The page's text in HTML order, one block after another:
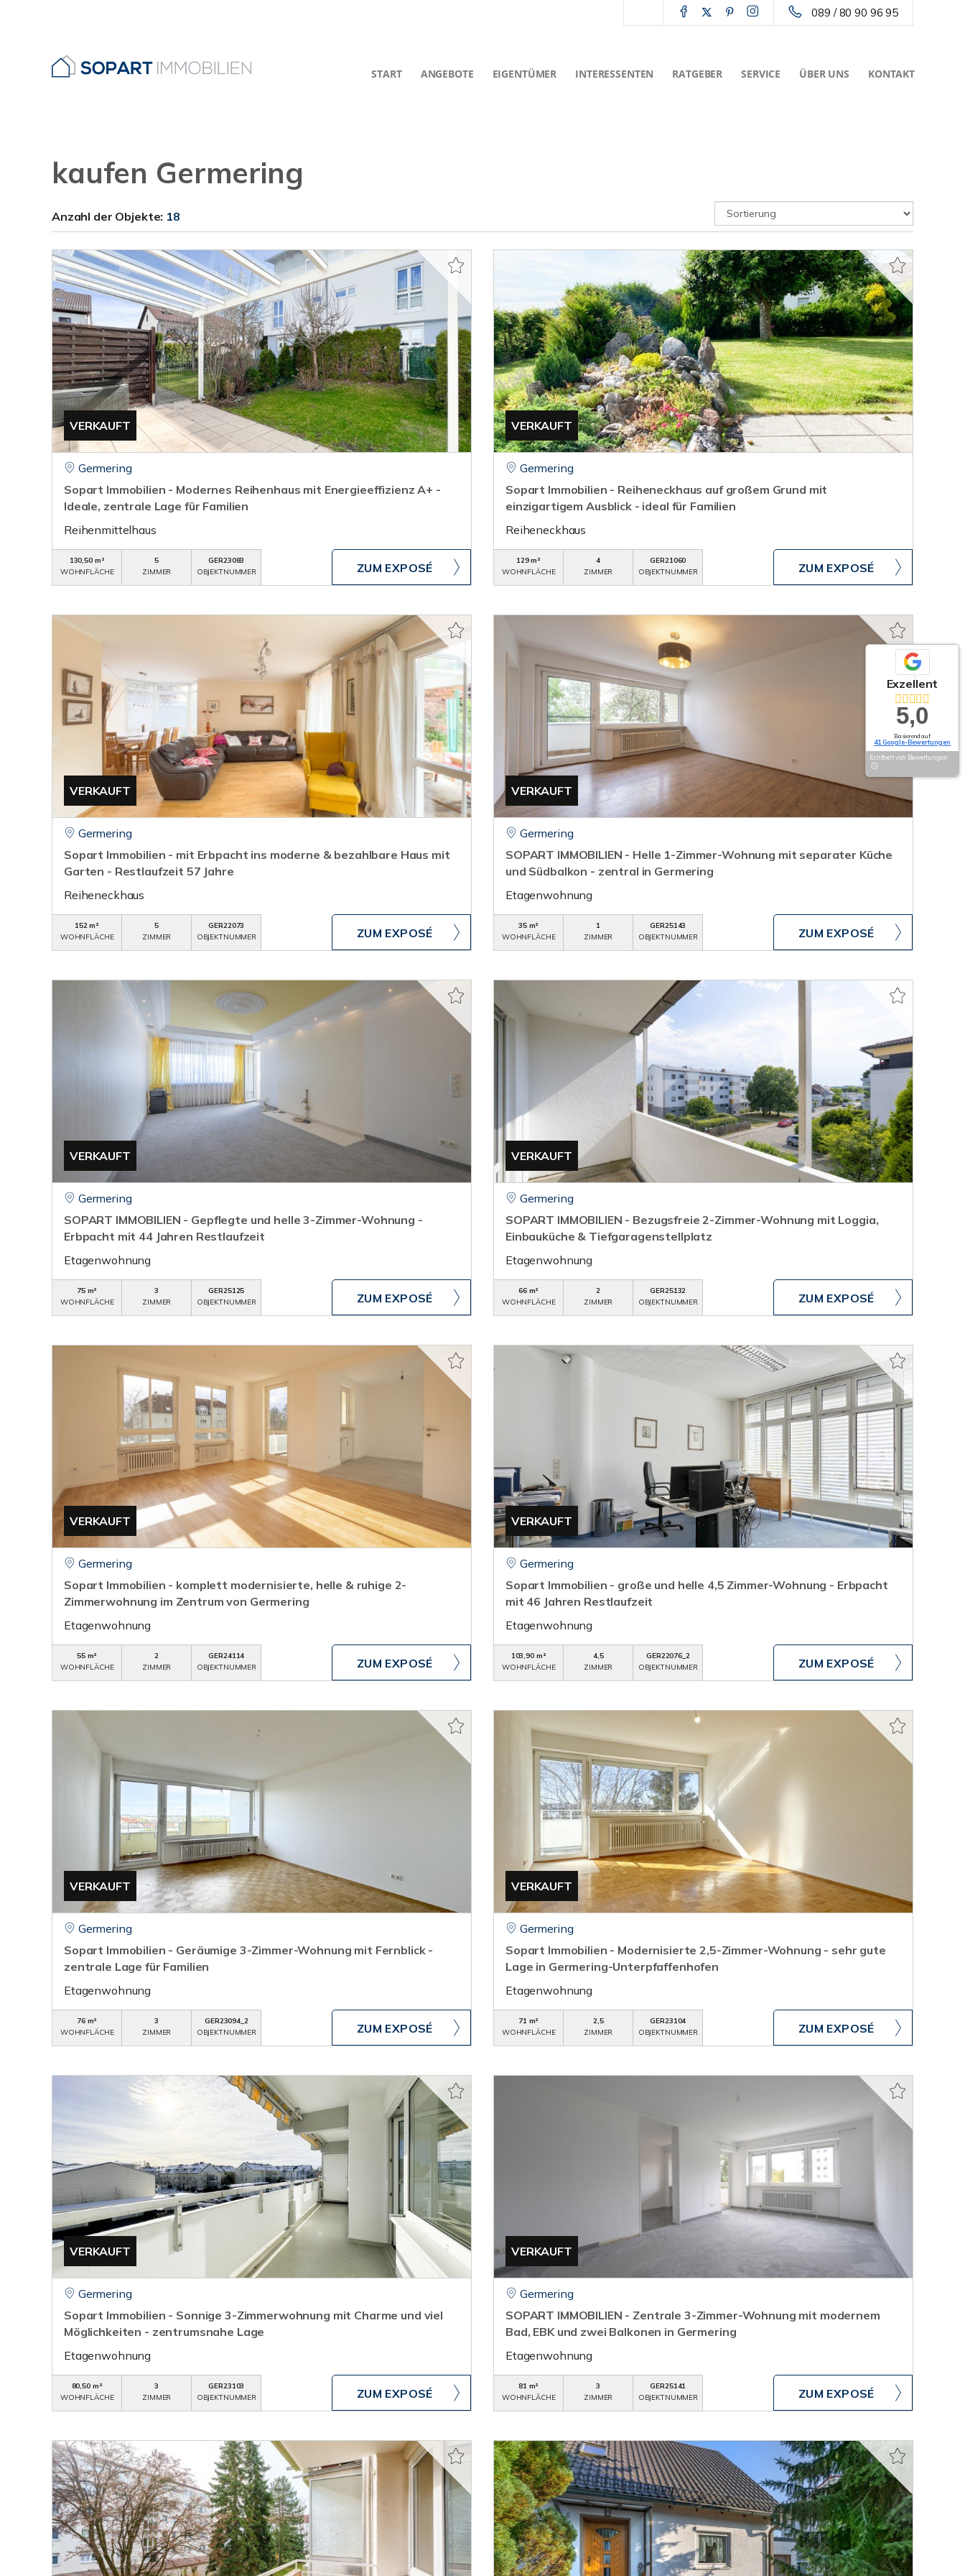
089 / 80 90 96 95
START ANGEBOTE EIGENTÜMER INTERESSENTEN RATGEBER SERVICE ÜBER UNS KONTAKT
kaufen Germering
Anzahl der Objekte: 18
VERKAUFT
Germering
Sopart Immobilien - Modernes Reihenhaus mit Energieeffizienz A+ -
Ideale, zentrale Lage für Familien
Reihenmittelhaus
130,50 m²
WOHNFLÄCHE
5
ZIMMER
GER23083
OBJEKTNUMMER
ZUM EXPOSÉ
VERKAUFT
Germering
Sopart Immobilien - Reiheneckhaus auf großem Grund mit
einzigartigem Ausblick - ideal für Familien
Reiheneckhaus
129 m²
WOHNFLÄCHE
4
ZIMMER
GER21060
OBJEKTNUMMER
ZUM EXPOSÉ
VERKAUFT
Germering
Sopart Immobilien - mit Erbpacht ins moderne & bezahlbare Haus mit
Garten - Restlaufzeit 57 Jahre
Reiheneckhaus
152 m²
WOHNFLÄCHE
5
ZIMMER
GER22073
OBJEKTNUMMER
ZUM EXPOSÉ
VERKAUFT
Germering
SOPART IMMOBILIEN - Helle 1-Zimmer-Wohnung mit separater Küche
und Südbalkon - zentral in Germering
Etagenwohnung
35 m²
WOHNFLÄCHE
1
ZIMMER
GER25143
OBJEKTNUMMER
ZUM EXPOSÉ
VERKAUFT
Germering
SOPART IMMOBILIEN - Gepflegte und helle 3-Zimmer-Wohnung -
Erbpacht mit 44 Jahren Restlaufzeit
Etagenwohnung
75 m²
WOHNFLÄCHE
3
ZIMMER
GER25125
OBJEKTNUMMER
ZUM EXPOSÉ
VERKAUFT
Germering
SOPART IMMOBILIEN - Bezugsfreie 2-Zimmer-Wohnung mit Loggia,
Einbauküche & Tiefgaragenstellplatz
Etagenwohnung
66 m²
WOHNFLÄCHE
2
ZIMMER
GER25132
OBJEKTNUMMER
ZUM EXPOSÉ
VERKAUFT
Germering
Sopart Immobilien - komplett modernisierte, helle & ruhige 2-
Zimmerwohnung im Zentrum von Germering
Etagenwohnung
55 m²
WOHNFLÄCHE
2
ZIMMER
GER24114
OBJEKTNUMMER
ZUM EXPOSÉ
VERKAUFT
Germering
Sopart Immobilien - große und helle 4,5 Zimmer-Wohnung - Erbpacht
mit 46 Jahren Restlaufzeit
Etagenwohnung
103,90 m²
WOHNFLÄCHE
4,5
ZIMMER
GER22076_2
OBJEKTNUMMER
ZUM EXPOSÉ
VERKAUFT
Germering
Sopart Immobilien - Geräumige 3-Zimmer-Wohnung mit Fernblick -
zentrale Lage für Familien
Etagenwohnung
76 m²
WOHNFLÄCHE
3
ZIMMER
GER23094_2
OBJEKTNUMMER
ZUM EXPOSÉ
VERKAUFT
Germering
Sopart Immobilien - Modernisierte 2,5-Zimmer-Wohnung - sehr gute
Lage in Germering-Unterpfaffenhofen
Etagenwohnung
71 m²
WOHNFLÄCHE
2,5
ZIMMER
GER23104
OBJEKTNUMMER
ZUM EXPOSÉ
VERKAUFT
Germering
Sopart Immobilien - Sonnige 3-Zimmerwohnung mit Charme und viel
Möglichkeiten - zentrumsnahe Lage
Etagenwohnung
80,50 m²
WOHNFLÄCHE
3
ZIMMER
GER23103
OBJEKTNUMMER
ZUM EXPOSÉ
VERKAUFT
Germering
SOPART IMMOBILIEN - Zentrale 3-Zimmer-Wohnung mit modernem
Bad, EBK und zwei Balkonen in Germering
Etagenwohnung
81 m²
WOHNFLÄCHE
3
ZIMMER
GER25141
OBJEKTNUMMER
ZUM EXPOSÉ
Exzellent
5,0
Basierend auf
41 Google-Bewertungen
Echtheit von Bewertungen